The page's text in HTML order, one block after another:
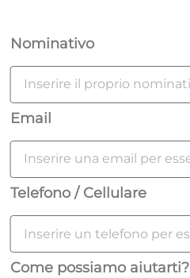
Nominativo
Email
Telefono / Cellulare
Come possiamo aiutarti?